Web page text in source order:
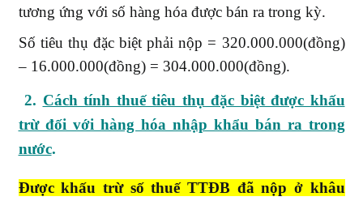
tương ứng với số hàng hóa được bán ra trong kỳ.
Số tiêu thụ đặc biệt phải nộp = 320.000.000(đồng)
– 16.000.000(đồng) = 304.000.000(đồng).
2. Cách tính thuế tiêu thụ đặc biệt được khấu
trừ đối với hàng hóa nhập khẩu bán ra trong
nước.
Được khấu trừ số thuế TTĐB đã nộp ở khâu